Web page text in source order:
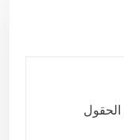
الحقول